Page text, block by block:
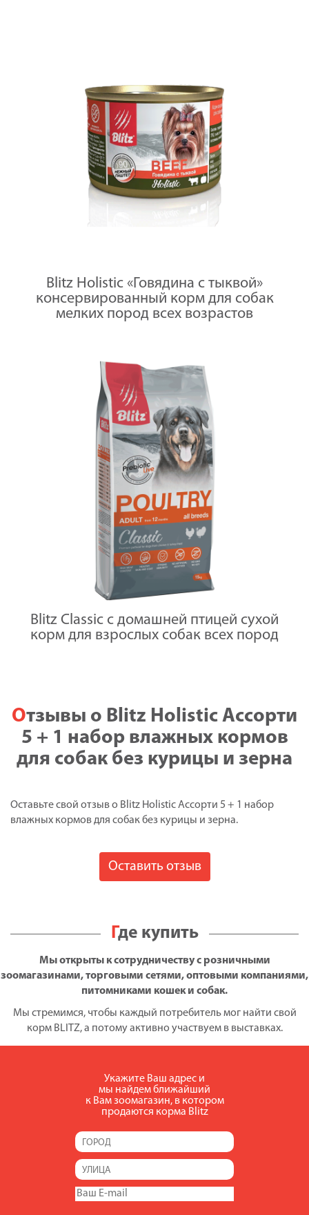
Blitz Holistic «Говядина с тыквой»
консервированный корм для собак
мелких пород всех возрастов
Blitz Classic с домашней птицей сухой
корм для взрослых собак всех пород
Отзывы о Blitz Holistic Ассорти
5 + 1 набор влажных кормов
для собак без курицы и зерна
Оставьте свой отзыв о Blitz Holistic Ассорти 5 + 1 набор
влажных кормов для собак без курицы и зерна.
Оставить отзыв
Где купить
Мы открыты к сотрудничеству с розничными
зоомагазинами, торговыми сетями, оптовыми компаниями,
питомниками кошек и собак.
Мы стремимся, чтобы каждый потребитель мог найти свой
корм BLITZ, а потому активно участвуем в выставках.
Укажите Ваш адрес и
мы найдем ближайший
к Вам зоомагазин, в котором
продаются корма Blitz